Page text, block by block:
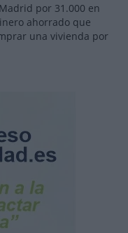
por 31.000 en
ahorrado que
una vivienda por